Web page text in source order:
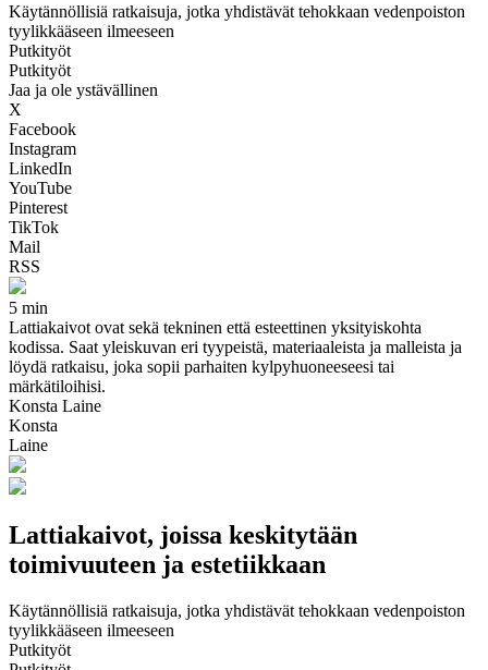
Käytännöllisiä ratkaisuja, jotka yhdistävät tehokkaan vedenpoiston
tyylikkääseen ilmeeseen
Putkityöt
Putkityöt
Jaa ja ole ystävällinen
X
Facebook
Instagram
LinkedIn
YouTube
Pinterest
TikTok
Mail
RSS
5 min
Lattiakaivot ovat sekä tekninen että esteettinen yksityiskohta
kodissa. Saat yleiskuvan eri tyypeistä, materiaaleista ja malleista ja
löydä ratkaisu, joka sopii parhaiten kylpyhuoneeseesi tai
märkätiloihisi.
Konsta Laine
Konsta
Laine
Lattiakaivot, joissa keskitytään
toimivuuteen ja estetiikkaan
Käytännöllisiä ratkaisuja, jotka yhdistävät tehokkaan vedenpoiston
tyylikkääseen ilmeeseen
Putkityöt